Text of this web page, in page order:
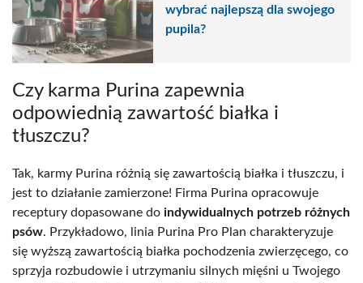
wybrać najlepszą dla swojego
pupila?
Czy karma Purina zapewnia
odpowiednią zawartość białka i
tłuszczu?
Tak, karmy Purina różnią się zawartością białka i tłuszczu, i
jest to działanie zamierzone! Firma Purina opracowuje
receptury dopasowane do indywidualnych potrzeb różnych
psów. Przykładowo, linia Purina Pro Plan charakteryzuje
się wyższą zawartością białka pochodzenia zwierzęcego, co
sprzyja rozbudowie i utrzymaniu silnych mięśni u Twojego